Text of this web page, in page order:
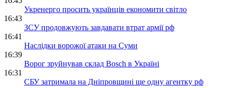
Укренерго просить українців економити світло
16:43
ЗСУ продовжують завдавати втрат армії рф
16:41
Наслідки ворожої атаки на Суми
16:39
Ворог зруйнував склад Bosch в Україні
16:31
СБУ затримала на Дніпровщині ще одну агентку рф